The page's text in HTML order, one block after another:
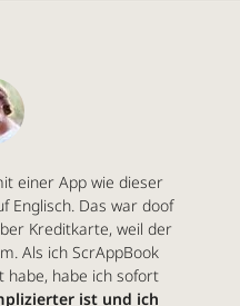
eine Empfehlung
aufmerksam
der ersten Version.
Familien mit einer
Die Bilder in einer
die sowohl auf dem
einer App wie dieser
Englisch. Das war doof
Kreditkarte, weil der
Als ich ScrAppBook
habe, habe ich sofort
ist und ich